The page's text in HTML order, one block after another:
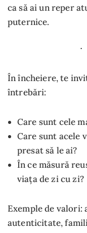
ca să ai un reper
puternice.
În încheiere, te
întrebări:
Care sunt cele
Care sunt acele
presat să le ai?
În ce măsură
viața de zi cu zi?
Exemple de
autenticitate,